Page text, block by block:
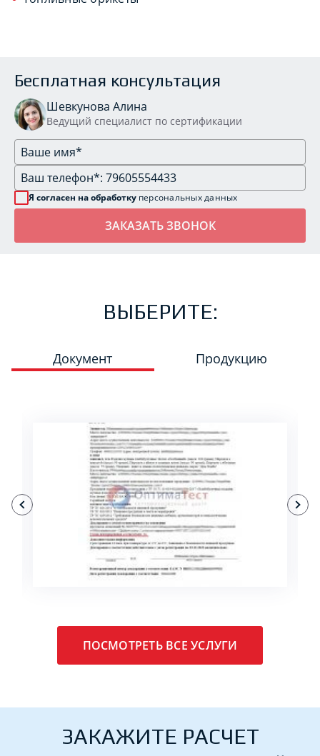
Бесплатная консультация
Шевкунова Алина
Ведущий специалист по сертификации
Я согласен на обработку персональных данных
ВЫБЕРИТЕ:
Документ Продукцию
ПОДРОБНЕЕ
ПОСМОТРЕТЬ ВСЕ УСЛУГИ
ЗАКАЖИТЕ РАСЧЕТ